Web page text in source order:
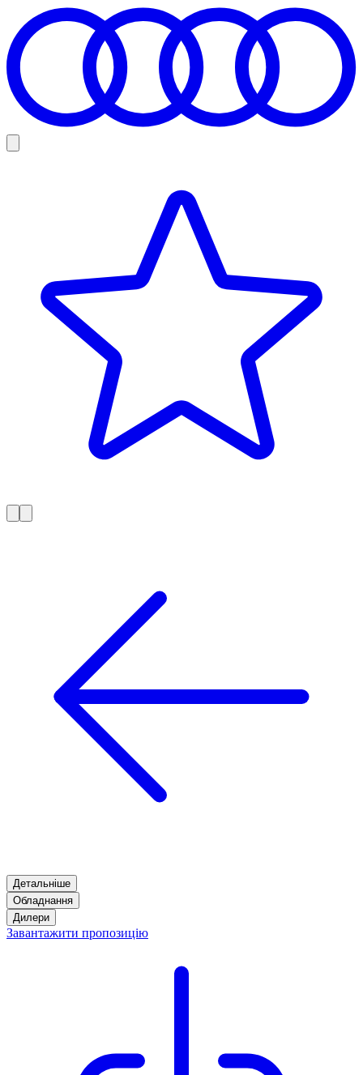
Детальніше
Обладнання
Дилери
Завантажити пропозицію